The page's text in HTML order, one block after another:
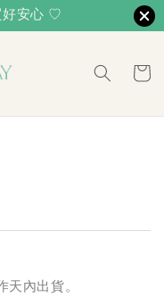
好安心 ♡
內出貨。